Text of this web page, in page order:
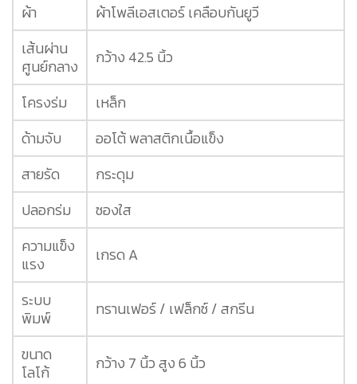
ผ้า
ผ้าโพลีเอสเตอร์ เคลือบกันยูวี
เส้นผ่าน
ศูนย์กลาง
กว้าง 42.5 นิ้ว
โครงร่ม
เหล็ก
ด้ามจับ
ออโต้ พลาสติกเนื้อแข็ง
สายรัด
กระดุม
ปลอกร่ม
ซองใส
ความแข็ง
แรง
เกรด A
ระบบ
พิมพ์
ทรานเฟอร์ / เฟล็กซ์ / สกรีน
ขนาด
โลโก้
กว้าง 7 นิ้ว สูง 6 นิ้ว